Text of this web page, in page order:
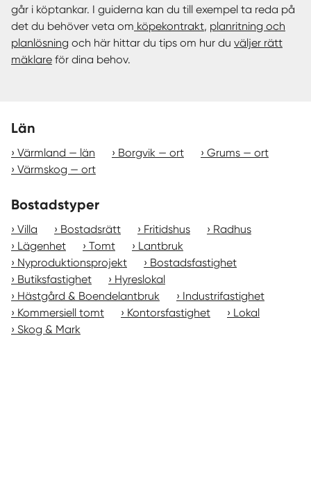
går i köptankar. I guiderna kan du till exempel ta reda på
det du behöver veta om köpekontrakt, planritning och
planlösning och här hittar du tips om hur du väljer rätt
mäklare för dina behov.
Län
Värmland — län Borgvik — ort
Grums — ort
Värmskog — ort
Bostadstyper
Villa Bostadsrätt Fritidshus
Radhus
Lägenhet
Tomt
Lantbruk
Nyproduktionsprojekt
Bostadsfastighet
Butiksfastighet
Hyreslokal
Hästgård & Boendelantbruk
Industrifastighet
Kommersiell tomt
Kontorsfastighet
Lokal
Skog & Mark